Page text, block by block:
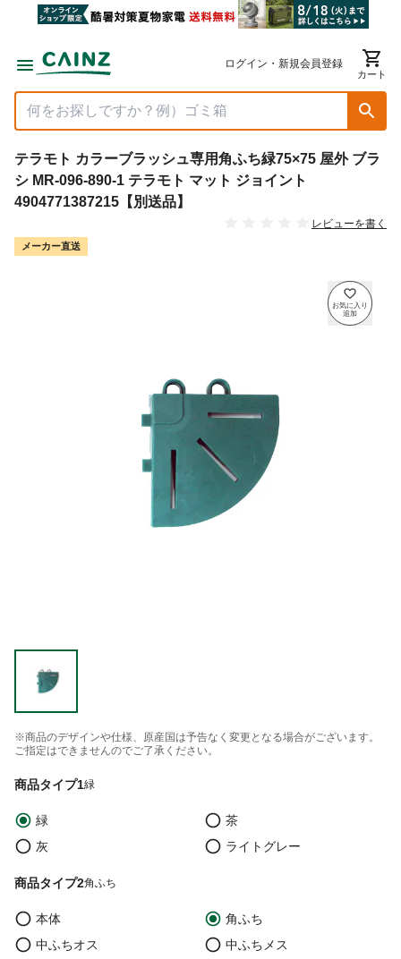
ログイン・新規会員登録
カート
テラモト カラーブラッシュ専用角ふち緑75×75 屋外 ブラ
シ MR-096-890-1 テラモト マット ジョイント
4904771387215【別送品】
レビューを書く
メーカー直送
※商品のデザインや仕様、原産国は予告なく変更となる場合がございます。
ご指定はできませんのでご了承ください。
商品タイプ1緑
緑
茶
灰
ライトグレー
商品タイプ2角ふち
本体
角ふち
中ふちオス
中ふちメス